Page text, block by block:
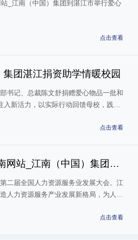
_江南（中国）集团到湛江市举行爱心
点击查看
团湛江捐资助学情暖校园
书记、总裁陈文舒捐赠爱心物品一批和
新活力，以实际行动回馈母校，践行
点击查看
网站_江南（中国）集团亮
二届全国人力资源服务业发展大会。江
人力资源服务产业发展新格局，为人力
点击查看